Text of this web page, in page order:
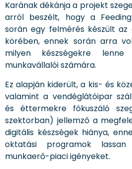
Karának dékánja a projekt
arról beszélt, hogy a
során egy felmérés készült
körében, ennek során arra
milyen készségekre
munkavállalói számára.
Ez alapján kiderült, a kis- és
valamint a vendéglátóipar
és éttermekre fókuszáló
szektorban) jellemző a
digitális készségek hiánya,
oktatási programok
munkaerő-piaci igényeket.